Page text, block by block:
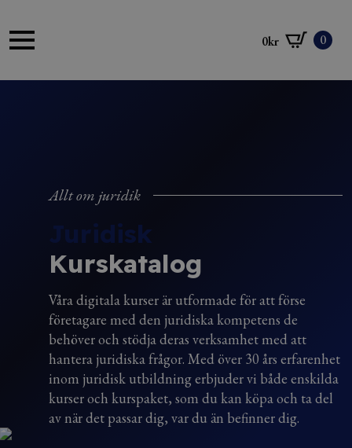
0kr 0
Allt om juridik
Juridisk
Kurskatalog
Våra digitala kurser är utformade för att förse
företagare med den juridiska kompetens de
behöver och stödja deras verksamhet med att
hantera juridiska frågor. Med över 30 års erfarenhet
inom juridisk utbildning erbjuder vi både enskilda
kurser och kurspaket, som du kan köpa och ta del
av när det passar dig, var du än befinner dig.